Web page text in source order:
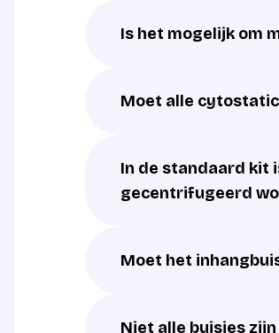
Is het mogelijk om
Moet alle
In de standaard kit
gecentrifugeerd
Moet het
Niet alle buisjes